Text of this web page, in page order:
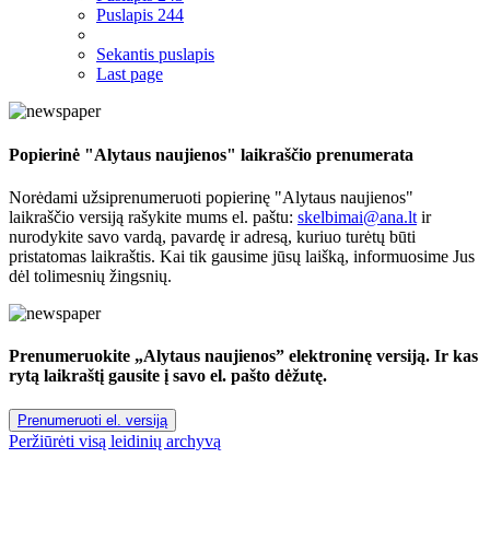
Puslapis 244
Sekantis puslapis
Last page
Popierinė "Alytaus naujienos" laikraščio prenumerata
Norėdami užsiprenumeruoti popierinę "Alytaus naujienos"
laikraščio versiją rašykite mums el. paštu: skelbimai@ana.lt ir
nurodykite savo vardą, pavardę ir adresą, kuriuo turėtų būti
pristatomas laikraštis. Kai tik gausime jūsų laišką, informuosime Jus
dėl tolimesnių žingsnių.
Prenumeruokite „Alytaus naujienos” elektroninę versiją. Ir kas
rytą laikraštį gausite į savo el. pašto dėžutę.
Prenumeruoti el. versiją
Peržiūrėti visą leidinių archyvą